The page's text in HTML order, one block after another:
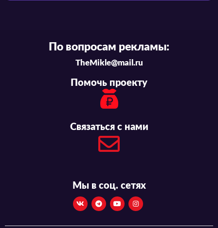
По вопросам рекламы:
TheMikle@mail.ru
Помочь проекту
Связаться с нами
Мы в соц. сетях